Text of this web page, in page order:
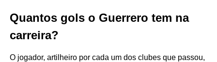
Quantos gols o Guerrero tem na
carreira?
O jogador, artilheiro por cada um dos clubes que passou,